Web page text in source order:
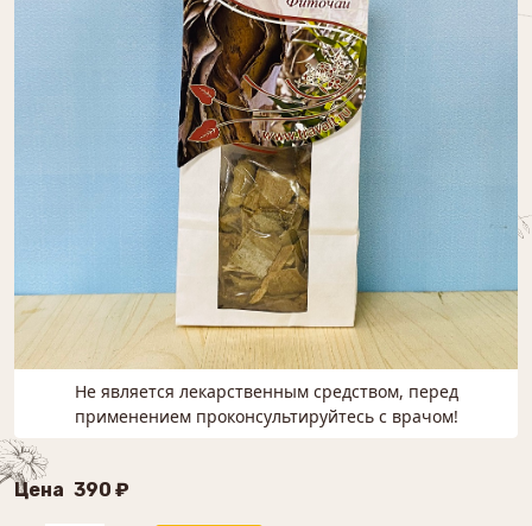
Не является лекарственным средством, перед
применением проконсультируйтесь с врачом!
Цена 390 ₽